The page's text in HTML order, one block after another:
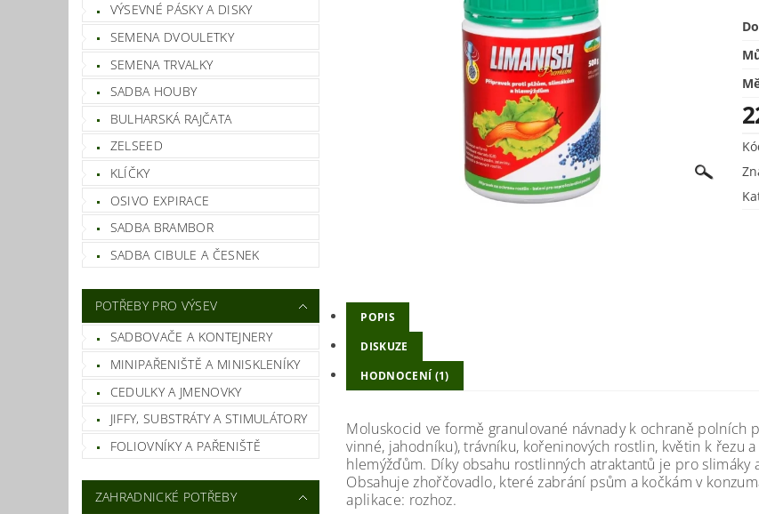
VÝSEVNÉ PÁSKY A DISKY
SEMENA DVOULETKY
SEMENA TRVALKY
SADBA HOUBY
BULHARSKÁ RAJČATA
ZELSEED
KLÍČKY
OSIVO EXPIRACE
SADBA BRAMBOR
SADBA CIBULE A ČESNEK
POTŘEBY PRO VÝSEV
SADBOVAČE A KONTEJNERY
MINIPAŘENIŠTĚ A MINISKLENÍKY
CEDULKY A JMENOVKY
JIFFY, SUBSTRÁTY A STIMULÁTORY
FOLIOVNÍKY A PAŘENIŠTĚ
ZAHRADNICKÉ POTŘEBY
POPIS
DISKUZE
HODNOCENÍ (1)
Moluskocid ve formě granulované návnady k ochraně polních
vinné, jahodníku), trávníku, kořeninových rostlin, květin k řezu
hlemýžďům. Díky obsahu rostlinných atraktantů je pro
Obsahuje zhořčovadlo, které zabrání psům a kočkám v
aplikace: rozhoz.